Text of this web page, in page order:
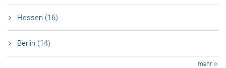
Hessen (16)
Berlin (14)
mehr